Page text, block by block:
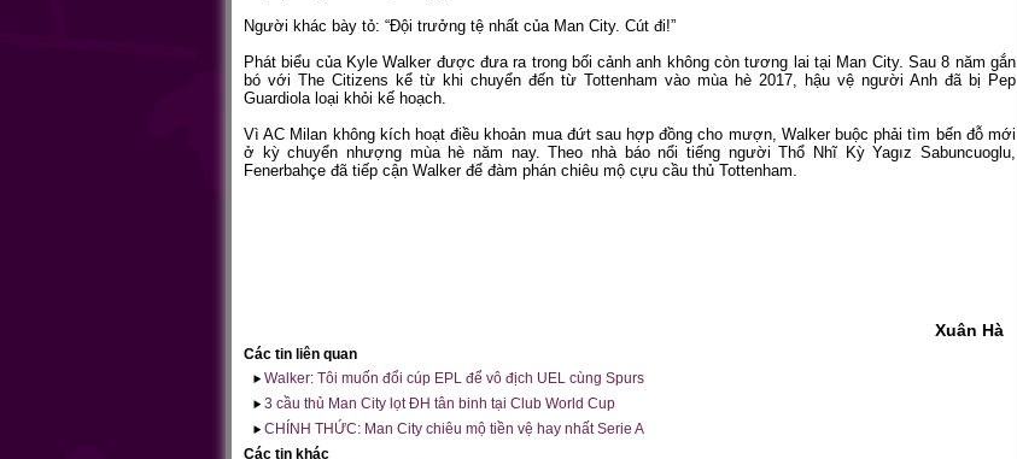
Người khác bày tỏ: “Đội trưởng tệ nhất của Man City. Cút đi!”
Phát biểu của Kyle Walker được đưa ra trong bối cảnh anh không còn tương lai tại Man City. Sau 8 năm gắn
bó với The Citizens kể từ khi chuyển đến từ Tottenham vào mùa hè 2017, hậu vệ người Anh đã bị Pep
Guardiola loại khỏi kế hoạch.
Vì AC Milan không kích hoạt điều khoản mua đứt sau hợp đồng cho mượn, Walker buộc phải tìm bến đỗ mới
ở kỳ chuyển nhượng mùa hè năm nay. Theo nhà báo nổi tiếng người Thổ Nhĩ Kỳ Yagız Sabuncuoglu,
Fenerbahçe đã tiếp cận Walker để đàm phán chiêu mộ cựu cầu thủ Tottenham.
Xuân Hà
Các tin liên quan
Walker: Tôi muốn đổi cúp EPL để vô địch UEL cùng Spurs
3 cầu thủ Man City lọt ĐH tân binh tại Club World Cup
CHÍNH THỨC: Man City chiêu mộ tiền vệ hay nhất Serie A
Các tin khác